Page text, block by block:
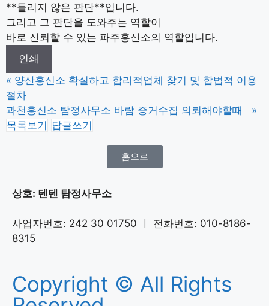
**틀리지 않은 판단**입니다.
그리고 그 판단을 도와주는 역할이
바로 신뢰할 수 있는 파주흥신소의 역할입니다.
인쇄
« 양산흥신소 확실하고 합리적업체 찾기 및 합법적 이용
절차
과천흥신소 탐정사무소 바람 증거수집 의뢰해야할때
»
목록보기 답글쓰기
홈으로
상호: 텐텐 탐정사무소
사업자번호: 242 30 01750 ㅣ 전화번호: 010-8186-
8315
Copyright © All Rights